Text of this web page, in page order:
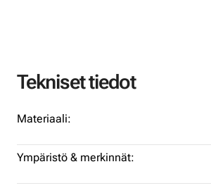
Tekniset tiedot
Materiaali:
Ympäristö & merkinnät: